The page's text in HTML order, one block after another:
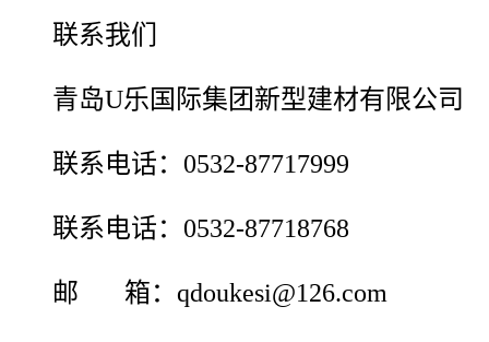
联系我们
青岛U乐国际集团新型建材有限公司
联系电话：0532-87717999
联系电话：0532-87718768
邮 箱：qdoukesi@126.com